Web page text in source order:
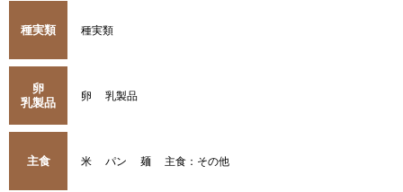
種実類 種実類
卵
乳製品
卵 乳製品
主食 米 パン 麺 主食：その他